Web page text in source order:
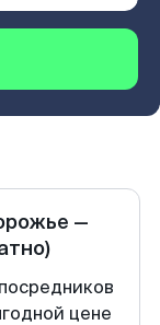
—
цене